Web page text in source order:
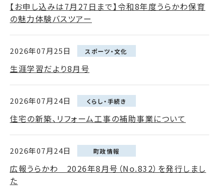
【お申し込みは7月27日まで】令和8年度うらかわ保育
の魅力体験バスツアー
2026年07月25日 スポーツ・文化
生涯学習だより8月号
2026年07月24日 くらし・手続き
住宅の新築、リフォーム工事の補助事業について
2026年07月24日 町政情報
広報うらかわ 2026年8月号（No.832）を発行しまし
た